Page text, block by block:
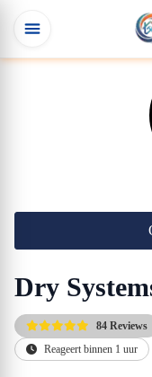
Dry
84 Reviews
Reageert binnen 1 uur